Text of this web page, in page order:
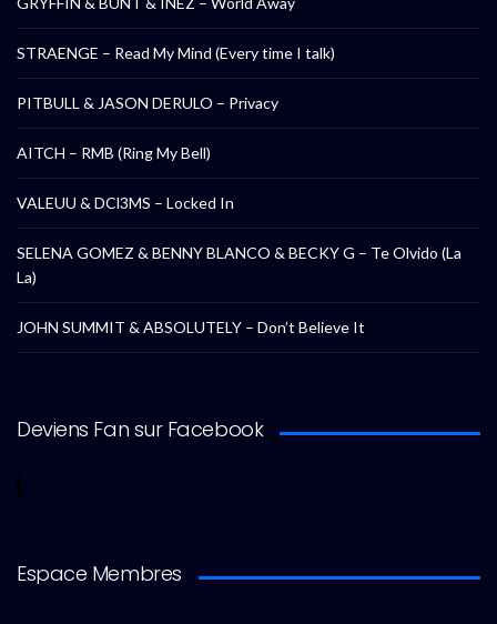
STRAENGE – Read My Mind (Every time I talk)
PITBULL & JASON DERULO – Privacy
AITCH – RMB (Ring My Bell)
VALEUU & DCl3MS – Locked In
SELENA GOMEZ & BENNY BLANCO & BECKY G – Te Olvido (La
La)
JOHN SUMMIT & ABSOLUTELY – Don’t Believe It
Deviens Fan sur Facebook
Espace Membres